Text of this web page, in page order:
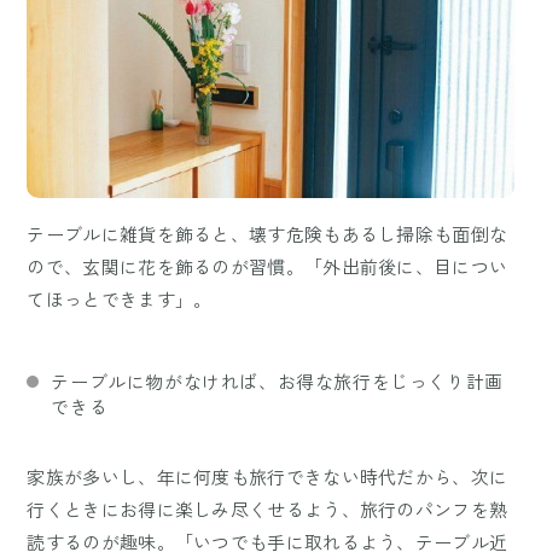
テーブルに雑貨を飾ると、壊す危険もあるし掃除も面倒な
ので、玄関に花を飾るのが習慣。「外出前後に、目につい
てほっとできます」。
テーブルに物がなければ、お得な旅行をじっくり計画
できる
家族が多いし、年に何度も旅行できない時代だから、次に
行くときにお得に楽しみ尽くせるよう、旅行のパンフを熟
読するのが趣味。「いつでも手に取れるよう、テーブル近